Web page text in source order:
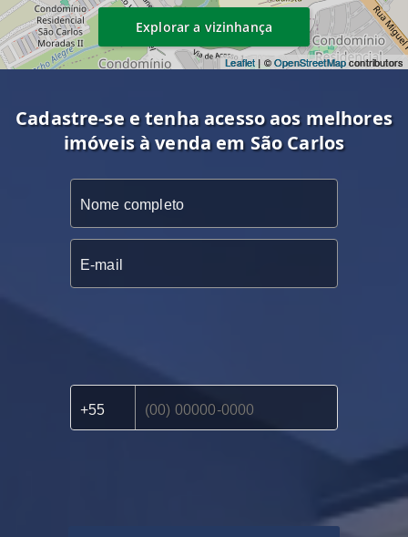
Leaflet | ©OpenStreetMapcontributors
Explorar a vizinhança
Cadastre-se e tenha acesso aos melhores
imóveis à venda em São Carlos